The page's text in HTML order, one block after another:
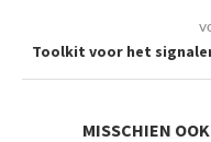
Toolkit voor het
MISSCHIEN